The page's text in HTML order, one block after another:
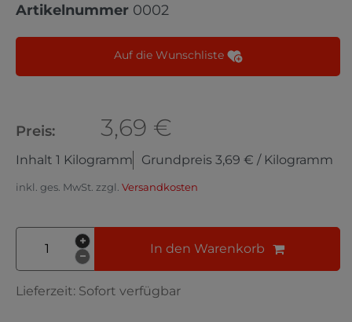
Artikelnummer 0002
Auf die Wunschliste
Preis: 3,69 €
Inhalt 1 Kilogramm Grundpreis 3,69 € / Kilogramm
inkl. ges. MwSt. zzgl. Versandkosten
In den Warenkorb
Lieferzeit: Sofort verfügbar